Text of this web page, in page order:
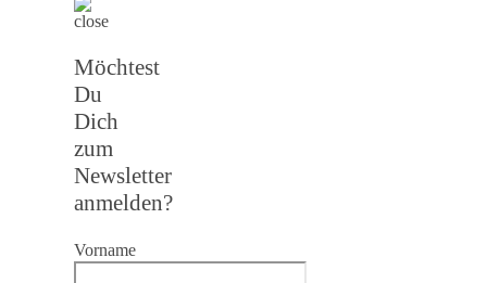
Möchtest
Du
Dich
zum
Newsletter
anmelden?
Vorname